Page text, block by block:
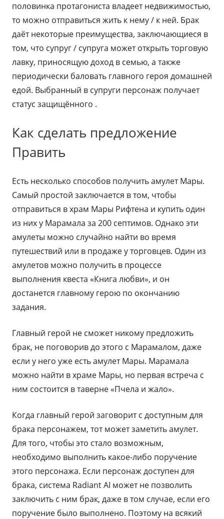
половинка протагониста владеет недвижимостью,
то можно отправиться жить к нему / к ней. Брак
даёт некоторые преимущества, заключающиеся в
том, что супруг / супруга может открыть торговую
лавку, приносящую доход в семью, а также
периодически баловать главного героя домашней
едой. Выбранный в супруги персонаж получает
статус защищённого .
Как сделать предложение
Править
Есть несколько способов получить амулет Мары.
Самый простой заключается в том, чтобы
отправиться в храм Мары Рифтена и купить один
из них у Марамала за 200 септимов. Однако эти
амулеты можно случайно найти во время
путешествий или в продаже у торговцев. Один из
амулетов можно получить в процессе
выполнения квеста «Книга любви», и он
достанется главному герою по окончанию
задания.
Главный герой не сможет никому предложить
брак, не поговорив до этого с Марамалом, даже
если у него уже есть амулет Мары. Марамала
можно найти в храме Мары, но первая встреча с
ним состоится в таверне «Пчела и жало».
Когда главный герой заговорит с доступным для
брака персонажем, тот может заметить амулет.
Для того, чтобы это стало возможным,
необходимо выполнить какое-либо поручение
этого персонажа. Если персонаж доступен для
брака, система Radiant AI может не позволить
заключить с ним брак, даже в том случае, если его
поручение было выполнено. Поэтому на всякий